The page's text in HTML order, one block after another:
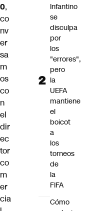
0,
co
nv
er
sa
m
os
co
n
el
dir
ec
tor
co
m
er
cia
Infantino
se
disculpa
por
los
"errores",
pero
la
UEFA
mantiene
el
boicot
a
los
torneos
de
la
FIFA
Cómo